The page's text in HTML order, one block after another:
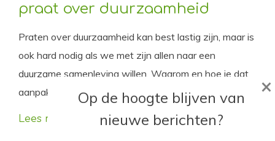
praat over duurzaamheid
Praten over duurzaamheid kan best lastig zijn, maar is
ook hard nodig als we met zijn allen naar een
duurzame samenleving willen. Waarom en hoe je dat
aanpakt lees je in dit blog.
Lees meer
Op de hoogte blijven van
nieuwe berichten?
×